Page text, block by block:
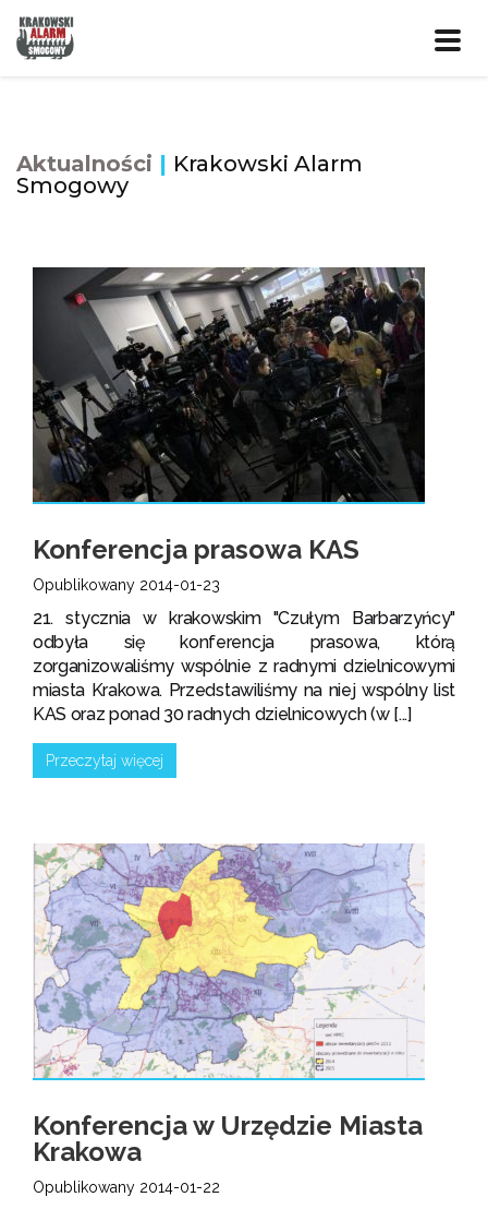
Aktualności | Krakowski Alarm
Smogowy
Konferencja prasowa KAS
Opublikowany 2014-01-23
21. stycznia w krakowskim "Czułym Barbarzyńcy"
odbyła się konferencja prasowa, którą
zorganizowaliśmy wspólnie z radnymi dzielnicowymi
miasta Krakowa. Przedstawiliśmy na niej wspólny list
KAS oraz ponad 30 radnych dzielnicowych (w [...]
Przeczytaj więcej
Konferencja w Urzędzie Miasta
Krakowa
Opublikowany 2014-01-22